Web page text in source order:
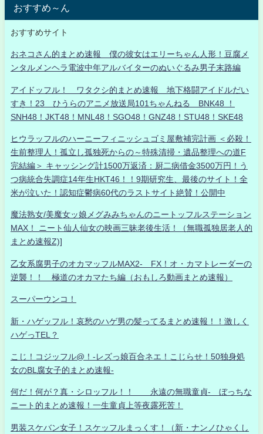
おすすめ～ん
おすすめサイト
おネコさん的まとめ速報 僕の彼女はエリーちゃん人形！豆腐メ
ンタルメンヘラ電波中年アルバイターのぬいぐるみ男子末路編
アイドッフル！ ワタクシ的まとめ速報 地下格闘アイドルだい
すき！23 ひうらのアニメ放送局101ちゃんねる BNK48 ！
SNH48！JKT48！MNL48！SGO48！GNZ48！STU48！SKE48
ヒウラッフルのハーニーフィニッシュゴミ屋敷補完計画 ＜必殺！
生前整理人！孤立し孤独死からの～特殊清掃・遺品整理への道F
完結編＞ キャッシング計1500万返済：厨二病借金3500万円！う
つ病統合失調症14年生HKT46！！9期研究生、最後のサイト！全
米が泣いた！認知症鬱病60代のラストサイト絶賛！公開中
魔法熟女/美魔女ッ娘メグみみちゃんのニートッフルステーション
MAX！ ニート仙人仙女の映画三昧老後生活！（無職孤独居老人的
まとめ速報Z)]
乙女系腐男子のオカマッフルMAX2- FX！オ・カマトレーダーの
逆襲！！ 極道のオカマたち編（おもしろ動画まとめ速報）
スーパーウンコ！
新・ハゲッフル！哀愁のハゲ男の髪ってるまとめ速報！！激しく
ハゲっTEL？
こじ！コジッフル@！-レズっ娘百合ネエ！こじらせ！50独身処
女のBL腐女子的まとめ速報-
何だ！何が？真・シロッフル！！ 永遠の無職童貞- ぼっちな
ニート的まとめ速報！一生童貞上等夜露死苦！
男装スケバン女子！スケッフルまっくす！（新・ナンノひゃくし